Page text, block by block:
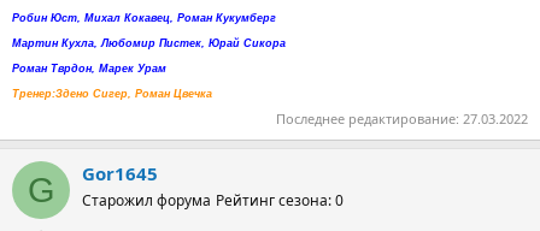
Робин Юст, Михал Кокавец, Роман Кукумберг
Мартин Кухла, Любомир Пистек, Юрай Сикора
Роман Тврдон, Марек Урам
Тренер:Здено Сигер, Роман Цвечка
Последнее редактирование: 27.03.2022
G Gor1645
Старожил форума Рейтинг сезона: 0